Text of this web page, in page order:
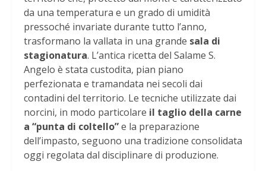
da una temperatura e un grado di umidità
pressoché invariate durante tutto l’anno,
trasformano la vallata in una grande sala di
stagionatura. L’antica ricetta del Salame S.
Angelo è stata custodita, pian piano
perfezionata e tramandata nei secoli dai
contadini del territorio. Le tecniche utilizzate dai
norcini, in modo particolare il taglio della carne
a “punta di coltello”e la preparazione
dell’impasto, seguono una tradizione consolidata
oggi regolata dal disciplinare di produzione.